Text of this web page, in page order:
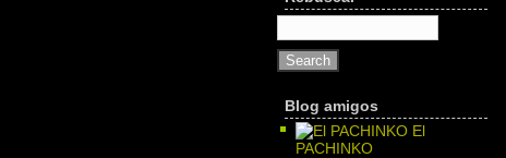
Blog amigos
El
PACHINKO